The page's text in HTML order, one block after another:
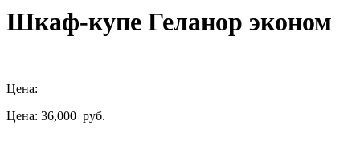
Шкаф-купе Геланор эконом
Цена:
Цена: 36,000 руб.